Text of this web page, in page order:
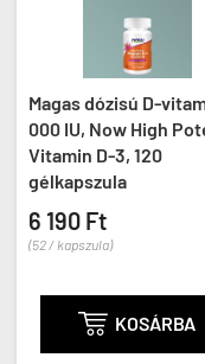
Magas dózisú D-
000 IU, Now High
Vitamin D-3, 120
gélkapszula
6 190 Ft
(52 / kapszula)
 KOSÁRBA